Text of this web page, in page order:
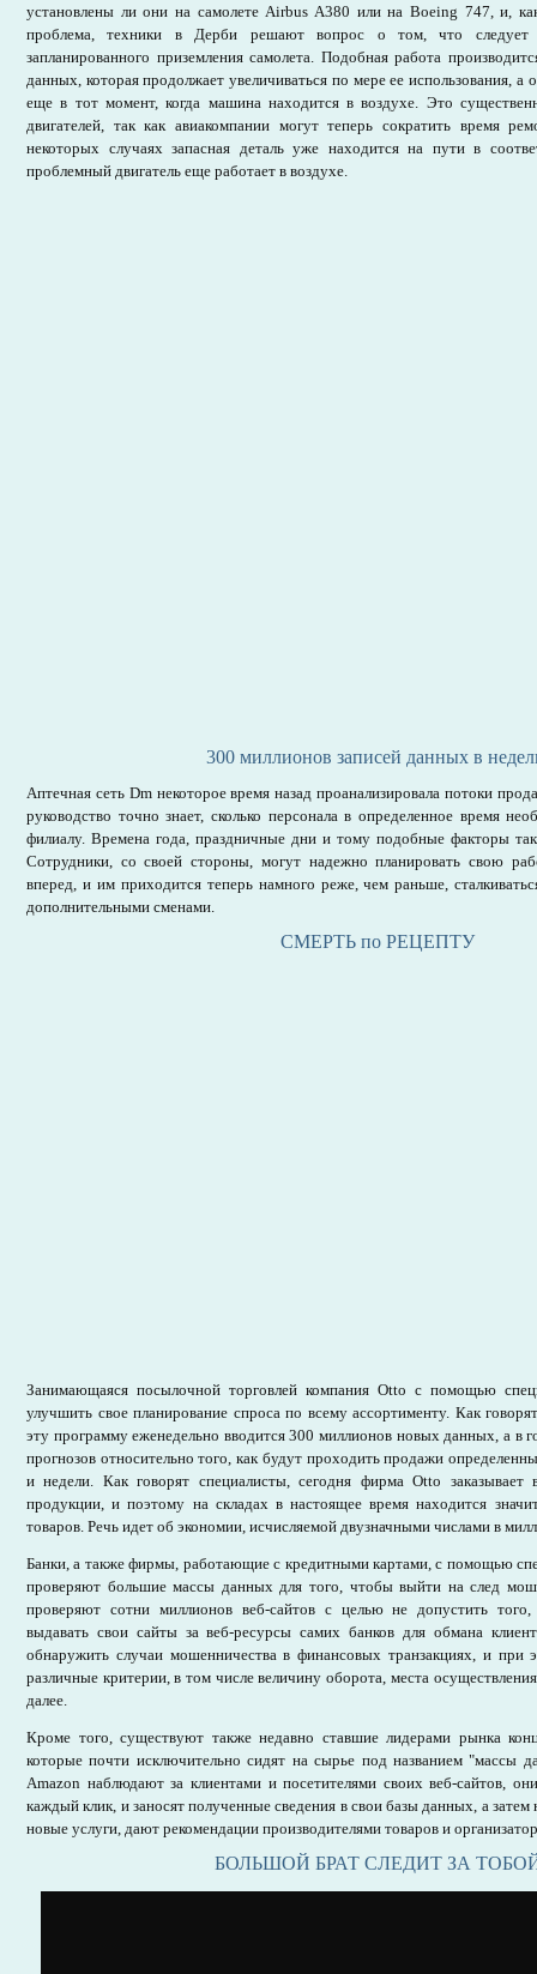
установлены ли они на самолете Airbus A380 или на Boeing 747, и, как
проблема, техники в Дерби решают вопрос о том, что следует
запланированного приземления самолета. Подобная работа
данных, которая продолжает увеличиваться по мере ее использования, а
еще в тот момент, когда машина находится в воздухе. Это
двигателей, так как авиакомпании могут теперь сократить время
некоторых случаях запасная деталь уже находится на пути в
проблемный двигатель еще работает в воздухе.
300 миллионов записей данных в
Аптечная сеть Dm некоторое время назад проанализировала потоки
руководство точно знает, сколько персонала в определенное время
филиалу. Времена года, праздничные дни и тому подобные факторы
Сотрудники, со своей стороны, могут надежно планировать свою
вперед, и им приходится теперь намного реже, чем раньше,
дополнительными сменами.
СМЕРТЬ по РЕЦЕПТУ
Занимающаяся посылочной торговлей компания Otto с помощью
улучшить свое планирование спроса по всему ассортименту. Как
эту программу еженедельно вводится 300 миллионов новых данных, а в
прогнозов относительно того, как будут проходить продажи
и недели. Как говорят специалисты, сегодня фирма Otto
продукции, и поэтому на складах в настоящее время находится
товаров. Речь идет об экономии, исчисляемой двузначными числами в
Банки, а также фирмы, работающие с кредитными картами, с помощью
проверяют большие массы данных для того, чтобы выйти на след
проверяют сотни миллионов веб-сайтов с целью не допустить
выдавать свои сайты за веб-ресурсы самих банков для обмана
обнаружить случаи мошенничества в финансовых транзакциях, и при
различные критерии, в том числе величину оборота, места
далее.
Кроме того, существуют также недавно ставшие лидерами рынка
которые почти исключительно сидят на сырье под названием "массы
Amazon наблюдают за клиентами и посетителями своих веб-сайтов,
каждый клик, и заносят полученные сведения в свои базы данных, а
новые услуги, дают рекомендации производителями товаров и
БОЛЬШОЙ БРАТ СЛЕДИТ ЗА